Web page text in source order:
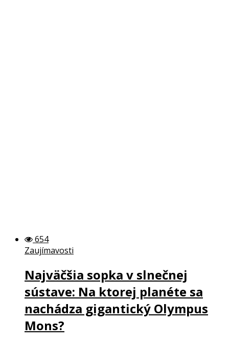
654
Zaujímavosti
Najväčšia sopka v slnečnej
sústave: Na ktorej planéte sa
nachádza gigantický Olympus
Mons?